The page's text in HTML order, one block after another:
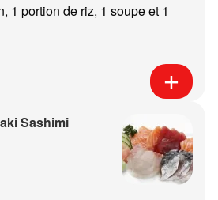
1 portion de riz, 1 soupe et 1
Sashimi